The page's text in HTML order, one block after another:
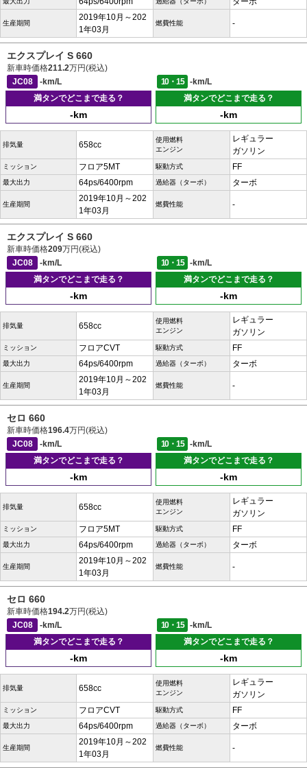
生産期間
2019年10月～202
1年03月
燃費性能 -
エクスプレイ S 660
新車時価格211.2万円(税込)
JC08
-km/L 10・15
-km/L
満タンでどこまで走る？
-km
満タンでどこまで走る？
-km
排気量 658cc
使用燃料
エンジン
レギュラー
ガソリン
ミッション フロア5MT 駆動方式 FF
最大出力 64ps/6400rpm 過給器（ターボ） ターボ
生産期間
2019年10月～202
1年03月
燃費性能 -
エクスプレイ S 660
新車時価格209万円(税込)
JC08
-km/L 10・15
-km/L
満タンでどこまで走る？
-km
満タンでどこまで走る？
-km
排気量 658cc
使用燃料
エンジン
レギュラー
ガソリン
ミッション フロアCVT 駆動方式 FF
最大出力 64ps/6400rpm 過給器（ターボ） ターボ
生産期間
2019年10月～202
1年03月
燃費性能 -
セロ 660
新車時価格196.4万円(税込)
JC08
-km/L 10・15
-km/L
満タンでどこまで走る？
-km
満タンでどこまで走る？
-km
排気量 658cc
使用燃料
エンジン
レギュラー
ガソリン
ミッション フロア5MT 駆動方式 FF
最大出力 64ps/6400rpm 過給器（ターボ） ターボ
生産期間
2019年10月～202
1年03月
燃費性能 -
セロ 660
新車時価格194.2万円(税込)
JC08
-km/L 10・15
-km/L
満タンでどこまで走る？
-km
満タンでどこまで走る？
-km
排気量 658cc
使用燃料
エンジン
レギュラー
ガソリン
ミッション フロアCVT 駆動方式 FF
最大出力 64ps/6400rpm 過給器（ターボ） ターボ
生産期間
2019年10月～202
1年03月
燃費性能 -